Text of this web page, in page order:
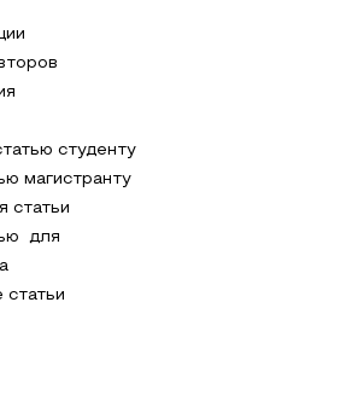
студенту
магистранту
статьи
для
статьи